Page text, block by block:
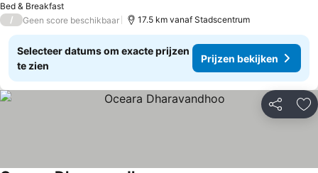
Bed & Breakfast
/ Geen score beschikbaar 17.5 km vanaf Stadscentrum
Selecteer datums om exacte prijzen
te zien
Prijzen bekijken
Delen